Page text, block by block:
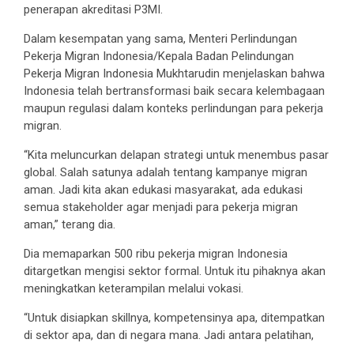
penerapan akreditasi P3MI.
Dalam kesempatan yang sama, Menteri Perlindungan
Pekerja Migran Indonesia/Kepala Badan Pelindungan
Pekerja Migran Indonesia Mukhtarudin menjelaskan bahwa
Indonesia telah bertransformasi baik secara kelembagaan
maupun regulasi dalam konteks perlindungan para pekerja
migran.
“Kita meluncurkan delapan strategi untuk menembus pasar
global. Salah satunya adalah tentang kampanye migran
aman. Jadi kita akan edukasi masyarakat, ada edukasi
semua stakeholder agar menjadi para pekerja migran
aman,” terang dia.
Dia memaparkan 500 ribu pekerja migran Indonesia
ditargetkan mengisi sektor formal. Untuk itu pihaknya akan
meningkatkan keterampilan melalui vokasi.
“Untuk disiapkan skillnya, kompetensinya apa, ditempatkan
di sektor apa, dan di negara mana. Jadi antara pelatihan,